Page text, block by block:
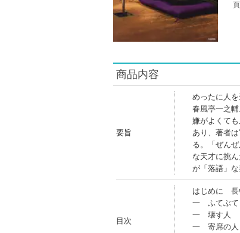
商品内容
要旨
めったに人
春風亭一之
嫌がよくて
あり、著者
る。「ぜん
な天才に挑
が「落語」な
目次
はじめに 長
一 ふてぶて
一 壊す人
一 寄席の人